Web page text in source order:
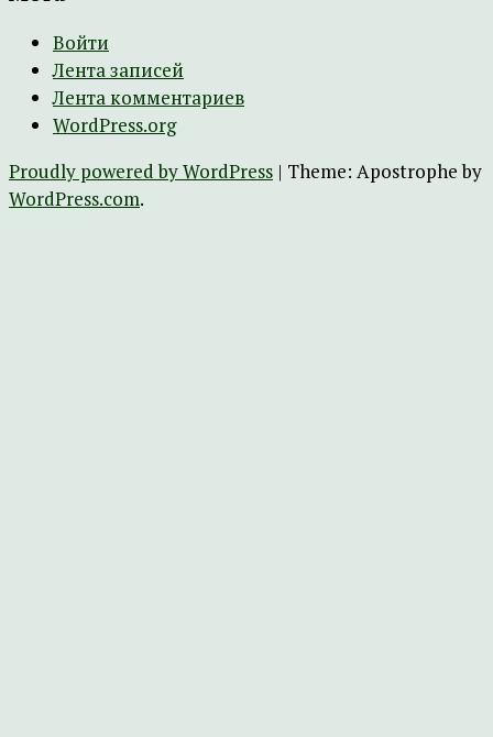
Войти
Лента записей
Лента комментариев
WordPress.org
Proudly powered by WordPress | Theme: Apostrophe by
WordPress.com.